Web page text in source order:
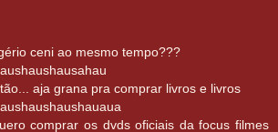
ceni ao mesmo tempo???
aja grana pra comprar livros e livros
comprar os dvds oficiais da focus filmes